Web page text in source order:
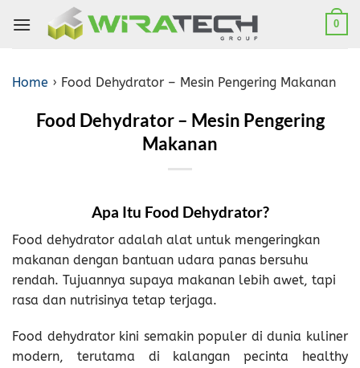
0
Home › Food Dehydrator – Mesin Pengering Makanan
Food Dehydrator – Mesin Pengering
Makanan
Apa Itu Food Dehydrator?
Food dehydrator adalah alat untuk mengeringkan
makanan dengan bantuan udara panas bersuhu
rendah. Tujuannya supaya makanan lebih awet, tapi
rasa dan nutrisinya tetap terjaga.
Food dehydrator kini semakin populer di dunia kuliner
modern, terutama di kalangan pecinta healthy